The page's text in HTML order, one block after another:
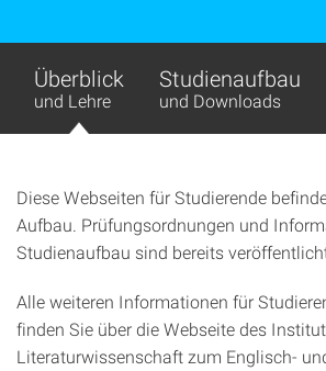
Überblick
und Lehre
Studienaufbau
und Downloads
Diese Webseiten für Studierende
Aufbau. Prüfungsordnungen und
Studienaufbau sind bereits
Alle weiteren Informationen für
finden Sie über die Webseite des
Literaturwissenschaft zum Englisch-